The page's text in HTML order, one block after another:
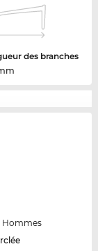
des branches
Hommes